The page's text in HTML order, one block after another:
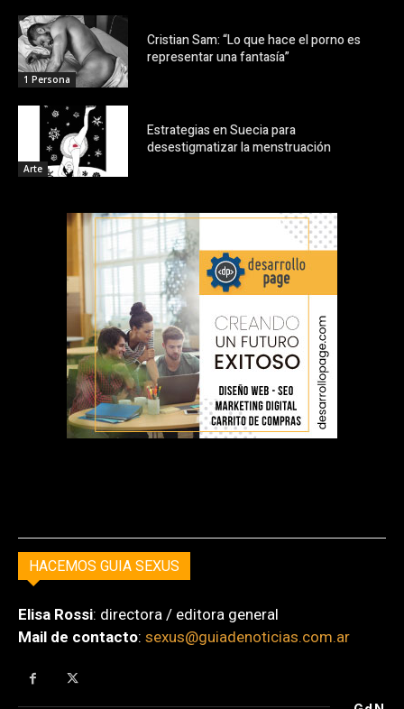
1 Persona
Cristian Sam: “Lo que hace el porno es
representar una fantasía”
Arte
Estrategias en Suecia para
desestigmatizar la menstruación
HACEMOS GUIA SEXUS
Elisa Rossi: directora / editora general
Mail de contacto: sexus@guiadenoticias.com.ar